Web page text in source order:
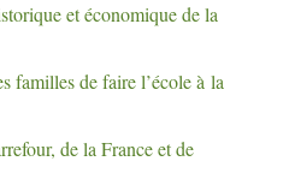
et économique de la
familles de faire l’école à la
de la France et de